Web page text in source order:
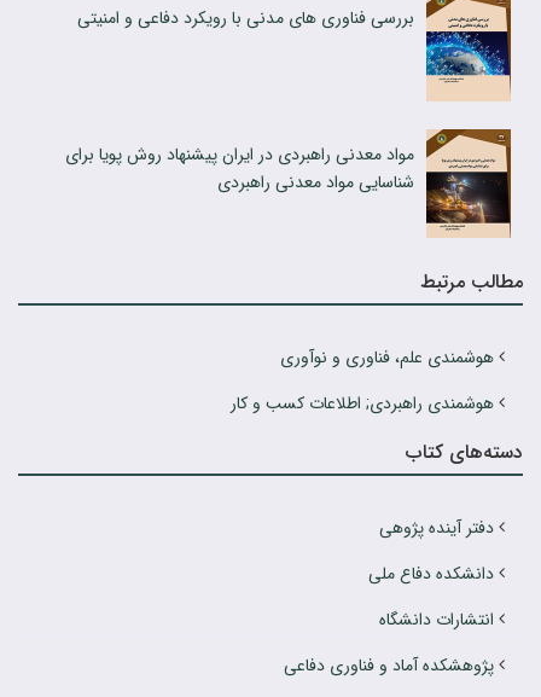
بررسی فناوری های مدنی با رویکرد دفاعی و امنیتی
مواد معدنی راهبردی در ایران پیشنهاد روش پویا برای
شناسایی مواد معدنی راهبردی
مطالب مرتبط
هوشمندی علم، فناوری و نوآوری
هوشمندی راهبردی; اطلاعات کسب و کار
دسته‌های کتاب
دفتر آینده پژوهی
دانشکده دفاع ملی
انتشارات دانشگاه
پژوهشکده آماد و فناوری دفاعی